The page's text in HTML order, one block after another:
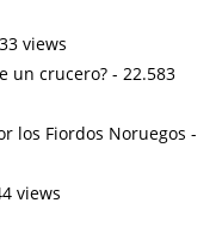
views
un crucero? - 22.583
los Fiordos Noruegos -
views